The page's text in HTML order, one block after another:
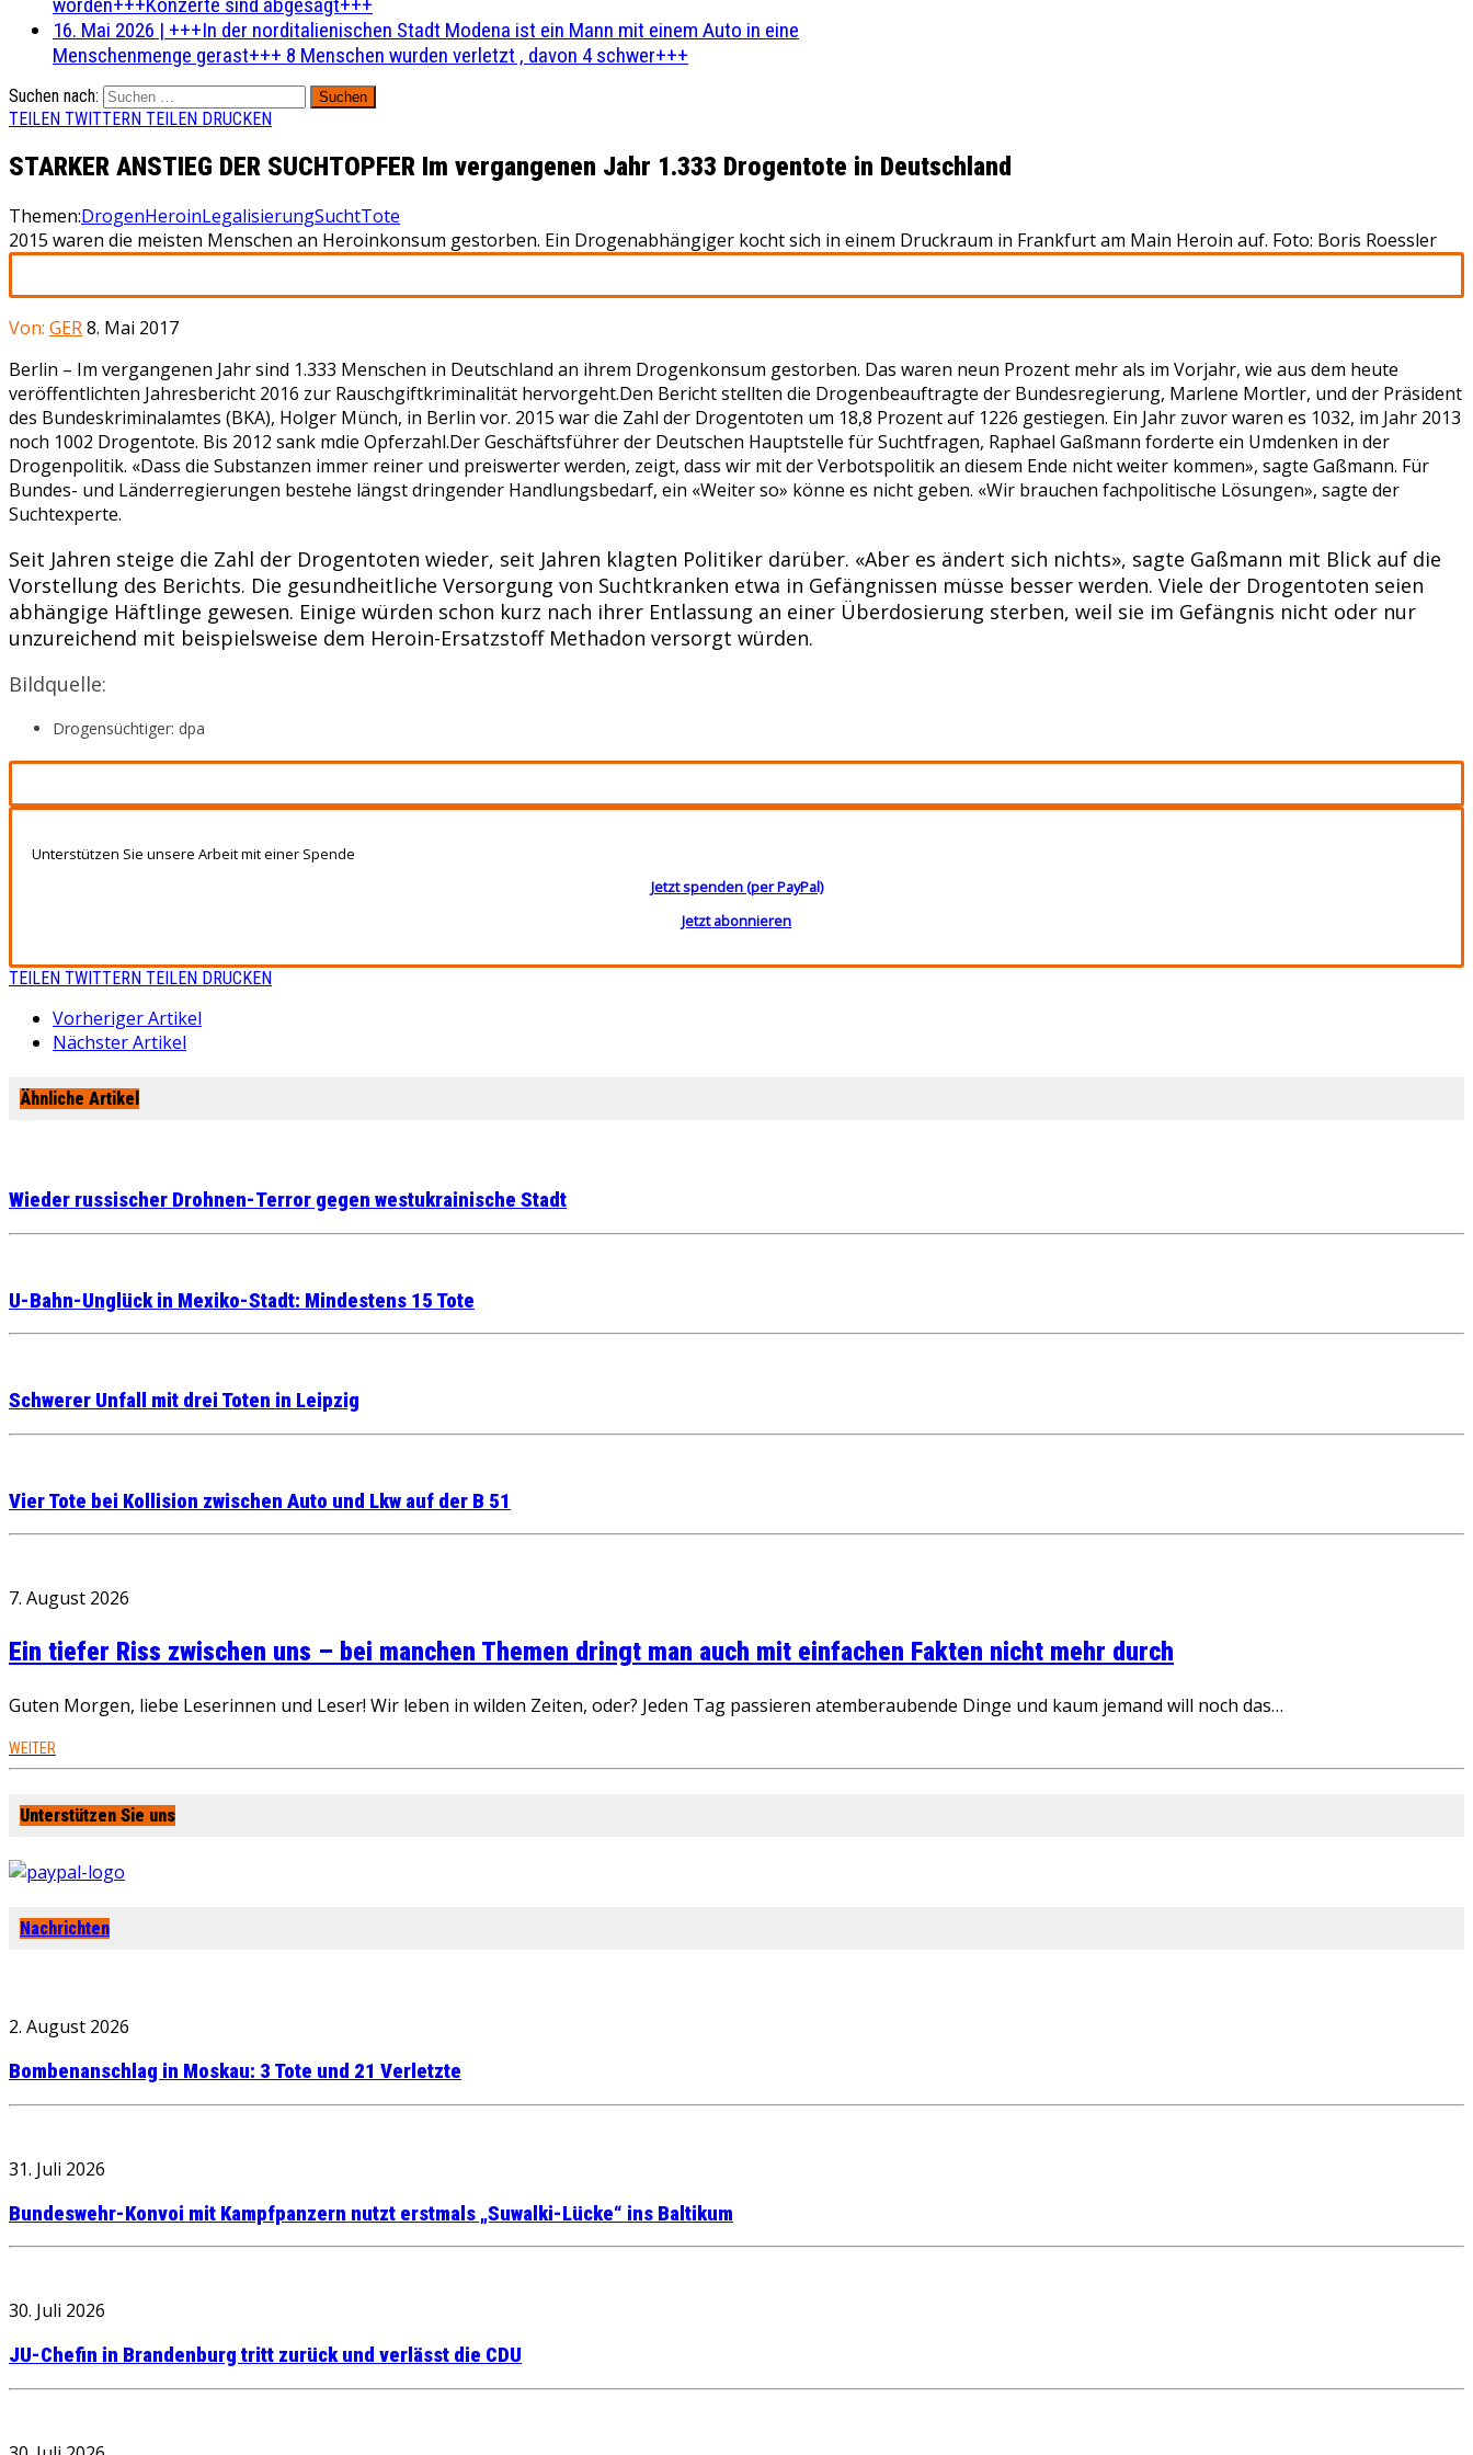
16. Mai 2026 | +++In der norditalienischen Stadt Modena ist ein Mann mit einem Auto in eine
Menschenmenge gerast+++ 8 Menschen wurden verletzt , davon 4 schwer+++
Suchen nach:
TEILEN TWITTERN TEILEN DRUCKEN
STARKER ANSTIEG DER SUCHTOPFER Im vergangenen Jahr 1.333 Drogentote in Deutschland
Themen:DrogenHeroinLegalisierungSuchtTote
2015 waren die meisten Menschen an Heroinkonsum gestorben. Ein Drogenabhängiger kocht sich in einem Druckraum in Frankfurt am Main Heroin auf. Foto: Boris Roessler
Von: GER8. Mai 2017
Berlin – Im vergangenen Jahr sind 1.333 Menschen in Deutschland an ihrem Drogenkonsum gestorben. Das waren neun Prozent mehr als im Vorjahr, wie aus dem heute
veröffentlichten Jahresbericht 2016 zur Rauschgiftkriminalität hervorgeht.Den Bericht stellten die Drogenbeauftragte der Bundesregierung, Marlene Mortler, und der Präsident
des Bundeskriminalamtes (BKA), Holger Münch, in Berlin vor. 2015 war die Zahl der Drogentoten um 18,8 Prozent auf 1226 gestiegen. Ein Jahr zuvor waren es 1032, im Jahr 2013
noch 1002 Drogentote. Bis 2012 sank mdie Opferzahl.Der Geschäftsführer der Deutschen Hauptstelle für Suchtfragen, Raphael Gaßmann forderte ein Umdenken in der
Drogenpolitik. «Dass die Substanzen immer reiner und preiswerter werden, zeigt, dass wir mit der Verbotspolitik an diesem Ende nicht weiter kommen», sagte Gaßmann. Für
Bundes- und Länderregierungen bestehe längst dringender Handlungsbedarf, ein «Weiter so» könne es nicht geben. «Wir brauchen fachpolitische Lösungen», sagte der
Suchtexperte.
Seit Jahren steige die Zahl der Drogentoten wieder, seit Jahren klagten Politiker darüber. «Aber es ändert sich nichts», sagte Gaßmann mit Blick auf die
Vorstellung des Berichts. Die gesundheitliche Versorgung von Suchtkranken etwa in Gefängnissen müsse besser werden. Viele der Drogentoten seien
abhängige Häftlinge gewesen. Einige würden schon kurz nach ihrer Entlassung an einer Überdosierung sterben, weil sie im Gefängnis nicht oder nur
unzureichend mit beispielsweise dem Heroin-Ersatzstoff Methadon versorgt würden.
Bildquelle:
Drogensüchtiger: dpa
Unterstützen Sie unsere Arbeit mit einer Spende
Jetzt spenden (per PayPal)
Jetzt abonnieren
TEILEN TWITTERN TEILEN DRUCKEN
Vorheriger Artikel
Nächster Artikel
Ähnliche Artikel
Wieder russischer Drohnen-Terror gegen westukrainische Stadt
U-Bahn-Unglück in Mexiko-Stadt: Mindestens 15 Tote
Schwerer Unfall mit drei Toten in Leipzig
Vier Tote bei Kollision zwischen Auto und Lkw auf der B 51
7. August 2026
Ein tiefer Riss zwischen uns – bei manchen Themen dringt man auch mit einfachen Fakten nicht mehr durch
Guten Morgen, liebe Leserinnen und Leser! Wir leben in wilden Zeiten, oder? Jeden Tag passieren atemberaubende Dinge und kaum jemand will noch das…
WEITER
Unterstützen Sie uns
Nachrichten
2. August 2026
Bombenanschlag in Moskau: 3 Tote und 21 Verletzte
31. Juli 2026
Bundeswehr-Konvoi mit Kampfpanzern nutzt erstmals „Suwalki-Lücke“ ins Baltikum
30. Juli 2026
JU-Chefin in Brandenburg tritt zurück und verlässt die CDU